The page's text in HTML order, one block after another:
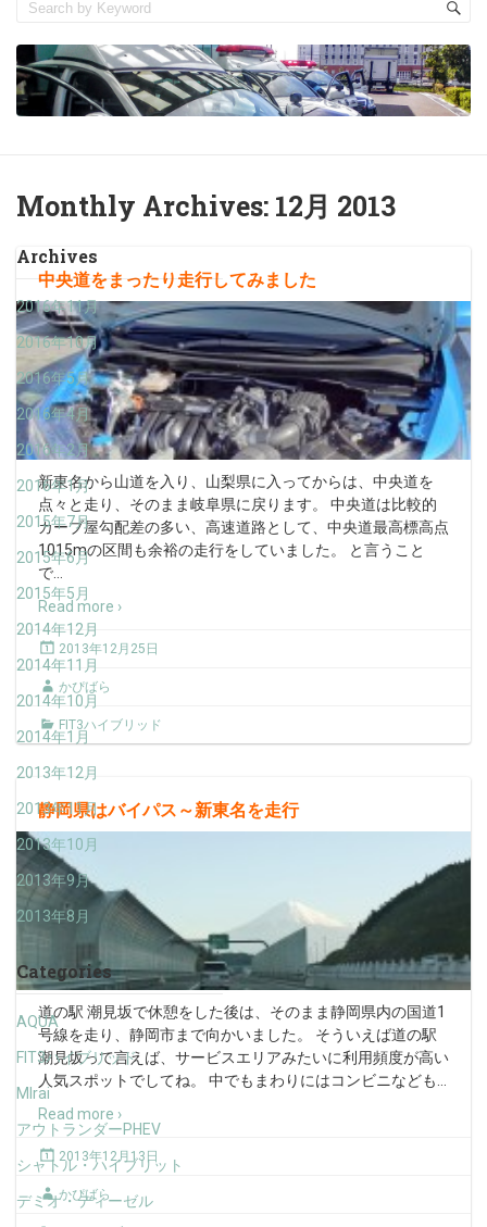
Monthly Archives: 12月 2013
Archives
2016年11月
2016年10月
2016年5月
2016年4月
2016年2月
2016年1月
2015年7月
2015年6月
2015年5月
2014年12月
2014年11月
2014年10月
2014年1月
2013年12月
2013年11月
2013年10月
2013年9月
2013年8月
Categories
AQUA
FIT3ハイブリッド
MIrai
アウトランダーPHEV
シャトル・ハイブリット
デミオ・ディーゼル
中央道をまったり走行してみました
新東名から山道を入り、山梨県に入ってからは、中央道を
点々と走り、そのまま岐阜県に戻ります。 中央道は比較的
カーブ屋勾配差の多い、高速道路として、中央道最高標高点
1015mの区間も余裕の走行をしていました。 と言うこと
で
Read more ›
2013年12月25日
かぴばら
FIT3ハイブリッド
静岡県はバイパス～新東名を走行
道の駅 潮見坂で休憩をした後は、そのまま静岡県内の国道1
号線を走り、静岡市まで向かいました。 そういえば道の駅
潮見坂って言えば、サービスエリアみたいに利用頻度が高い
人気スポットでしてね。 中でもまわりにはコンビニなども
Read more ›
2013年12月13日
かぴばら